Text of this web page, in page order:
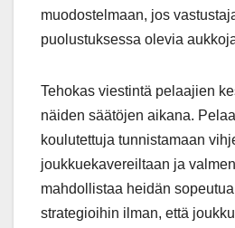
muodostelmaan, jos
puolustuksessa olevia
Tehokas viestintä pelaajien
näiden säätöjen aikana.
koulutettuja tunnistamaan
joukkuekavereiltaan ja
mahdollistaa heidän
strategioihin ilman, että